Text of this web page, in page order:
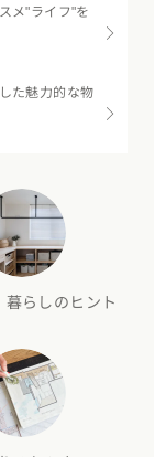
メ"ライフ"を
た魅力的な物
暮らしのヒント